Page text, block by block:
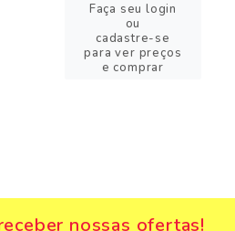
Faça seu login
ou
cadastre-se
para ver preços
e comprar
nossas ofertas!